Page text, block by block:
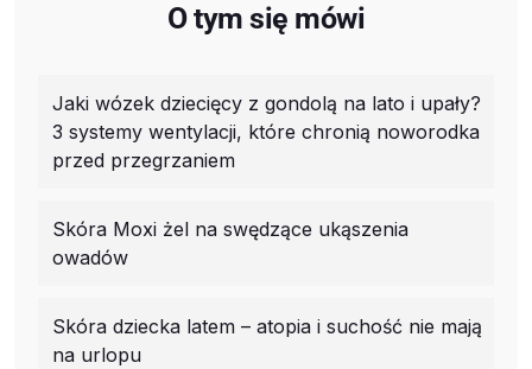
O tym się mówi
Jaki wózek dziecięcy z gondolą na lato i upały?
3 systemy wentylacji, które chronią noworodka
przed przegrzaniem
Skóra Moxi żel na swędzące ukąszenia
owadów
Skóra dziecka latem – atopia i suchość nie mają
na urlopu